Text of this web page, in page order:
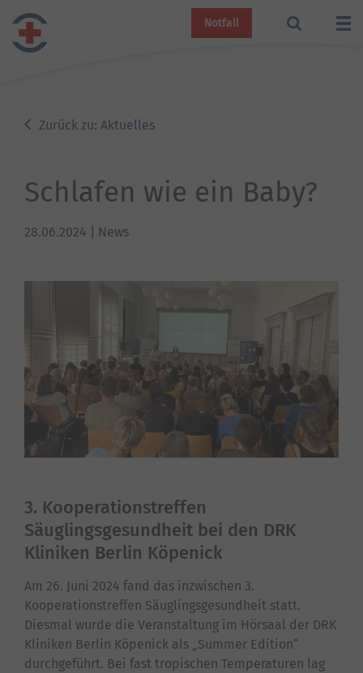
Notfall
Zurück zu: Aktuelles
Schlafen wie ein Baby?
28.06.2024 | News
3. Kooperationstreffen
Säuglingsgesundheit bei den DRK
Kliniken Berlin Köpenick
Am 26. Juni 2024 fand das inzwischen 3.
Kooperationstreffen Säuglingsgesundheit statt.
Diesmal wurde die Veranstaltung im Hörsaal der DRK
Kliniken Berlin Köpenick als „Summer Edition“
durchgeführt. Bei fast tropischen Temperaturen lag